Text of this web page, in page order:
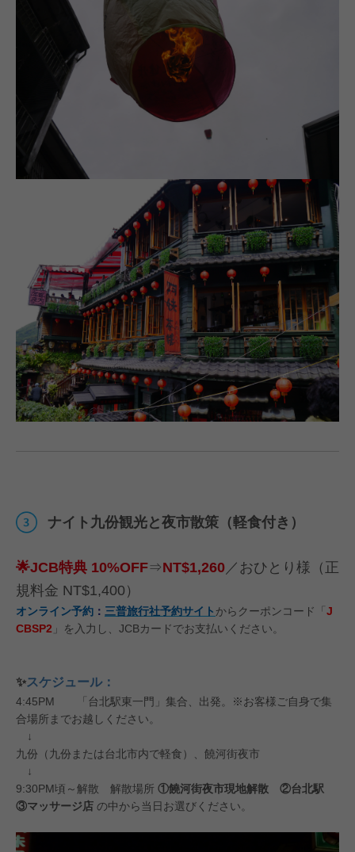
ナイト九份観光と夜市散策（軽食付き）
🌟JCB特典 10%OFF⇒NT$1,260 ／おひとり様（正
規料金 NT$1,400）
オンライン予約 ： 三普旅行社予約サイト からクーポンコード「J
CBSP2 」を入力し、JCBカードでお支払いください。
✨スケジュール：
4:45PM 「台北駅東一門」集合、出発。※お客様ご自身で集
合場所までお越しください。
↓
九份（九份または台北市内で軽食）、饒河街夜市
↓
9:30PM頃～解散 解散場所 ①饒河街夜市現地解散 ②台北駅
③マッサージ店 の中から当日お選びください。